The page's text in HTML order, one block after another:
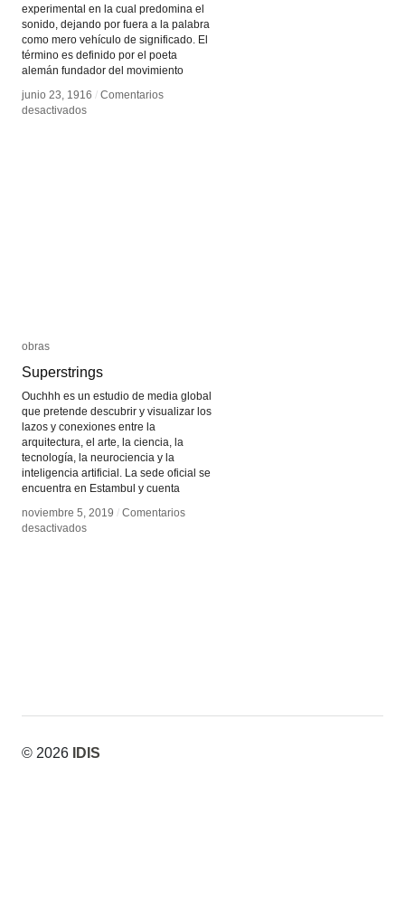
experimental en la cual predomina el
sonido, dejando por fuera a la palabra
como mero vehículo de significado. El
término es definido por el poeta
alemán fundador del movimiento
junio 23, 1916 / Comentarios
desactivadosen
junio 23, 1916 / Comentarios
desactivadosen
obras
Superstrings
Ouchhh es un estudio de media global
que pretende descubrir y visualizar los
lazos y conexiones entre la
arquitectura, el arte, la ciencia, la
tecnología, la neurociencia y la
inteligencia artificial. La sede oficial se
encuentra en Estambul y cuenta
noviembre 5, 2019 / Comentarios
desactivadosen
obras
Superstrings
noviembre 5, 2019 / Comentarios
desactivadosen
© 2026 IDIS